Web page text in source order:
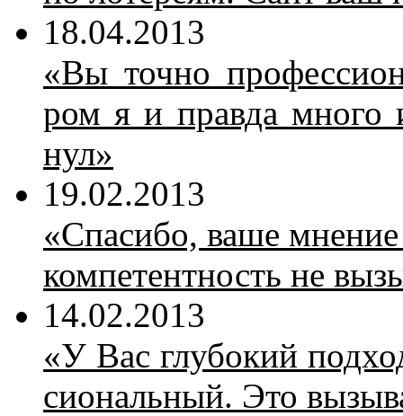
18.04.2013
«Вы точ­но
ром я и прав­да мно­го
нул»
19.02.2013
«Спа­си­бо, ва­ше мне­ние
ком­пе­тент­ность не
14.02.2013
«У Вас глу­бо­кий
сио­наль­ный. Это